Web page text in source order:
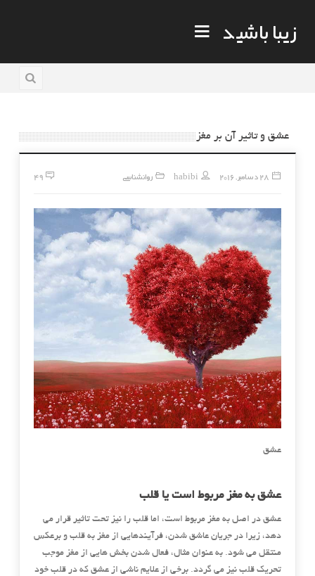
زیبا باشید
عشق و تاثیر آن بر مغز
28 دسامبر, 2016 habibi روانشناسی 49
عشق
عشق به مغز مربوط است یا قلب
عشق در اصل به مغز مربوط است، اما قلب را نیز تحت تاثیر قرار می
دهد، زیرا در جریان عاشق شدن، فرآیندهایی از مغز به قلب و برعکس
منتقل می شود. به عنوان مثال، فعال شدن بخش هایی از مغز موجب
تحریک قلب نیز می گردد. برخی از علایم ناشی از عشق که در قلب خود